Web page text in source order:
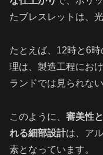
たブレスレットは、
たとえば、12時と6
理は、製造工程にお
ランドでは見られな
このように、 審美性
れる細部設計は、ア
素となっています。